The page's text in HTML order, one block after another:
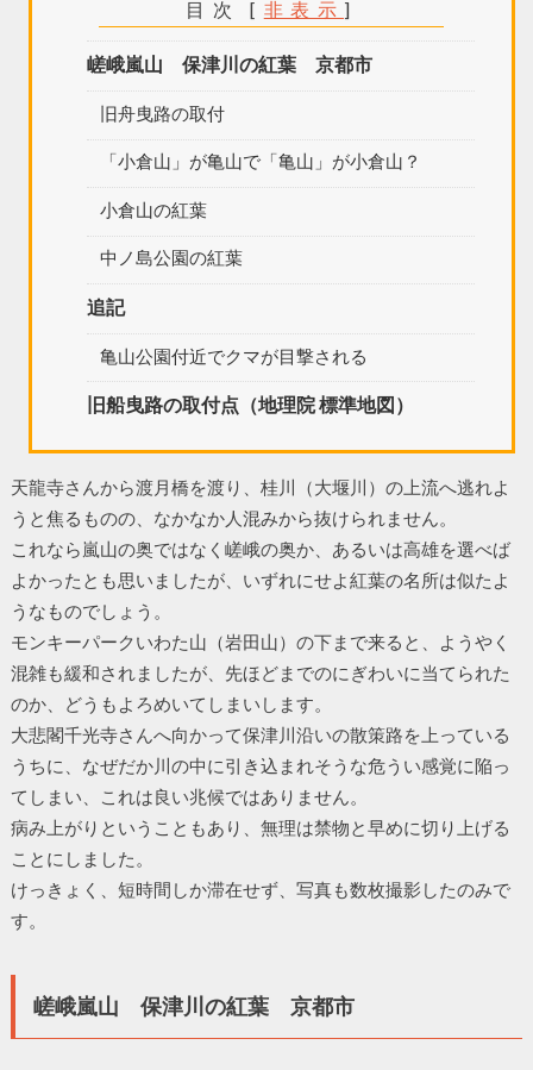
目次 [ 非表示 ]
嵯峨嵐山 保津川の紅葉 京都市
旧舟曳路の取付
「小倉山」が亀山で「亀山」が小倉山？
小倉山の紅葉
中ノ島公園の紅葉
追記
亀山公園付近でクマが目撃される
旧船曳路の取付点（地理院 標準地図）
天龍寺さんから渡月橋を渡り、桂川（大堰川）の上流へ逃れよ
うと焦るものの、なかなか人混みから抜けられません。
これなら嵐山の奥ではなく嵯峨の奥か、あるいは高雄を選べば
よかったとも思いましたが、いずれにせよ紅葉の名所は似たよ
うなものでしょう。
モンキーパークいわた山（岩田山）の下まで来ると、ようやく
混雑も緩和されましたが、先ほどまでのにぎわいに当てられた
のか、どうもよろめいてしまいします。
大悲閣千光寺さんへ向かって保津川沿いの散策路を上っている
うちに、なぜだか川の中に引き込まれそうな危うい感覚に陥っ
てしまい、これは良い兆候ではありません。
病み上がりということもあり、無理は禁物と早めに切り上げる
ことにしました。
けっきょく、短時間しか滞在せず、写真も数枚撮影したのみで
す。
嵯峨嵐山 保津川の紅葉 京都市